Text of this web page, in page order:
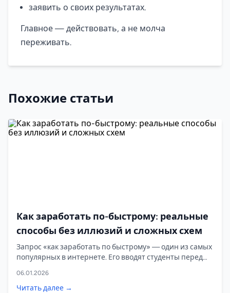
заявить о своих результатах.
Главное — действовать, а не молча
переживать.
Похожие статьи
Как заработать по-быстрому: реальные
способы без иллюзий и сложных схем
Запрос «как заработать по быстрому» — один из самых
популярных в интернете. Его вводят студенты перед
предприниматели, которым срочно нужен оборот. Но
правда в том, что быстро заработать можно, если
06.01.2026
Читать далее →